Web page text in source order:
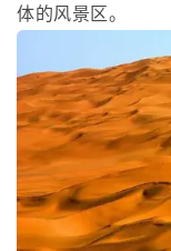
体的风景区。